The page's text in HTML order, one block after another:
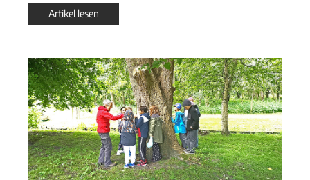
Artikel lesen